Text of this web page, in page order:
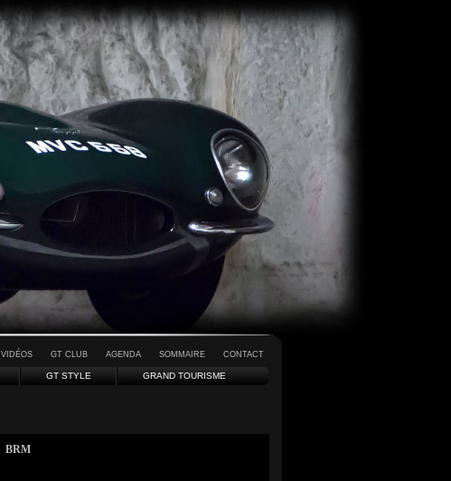
VIDÉOS GT CLUB AGENDA SOMMAIRE CONTACT
GT STYLE GRAND TOURISME
BRM